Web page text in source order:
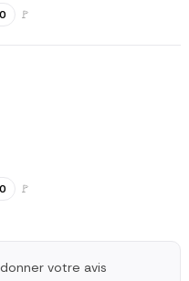
0 🚩
0 🚩
votre avis